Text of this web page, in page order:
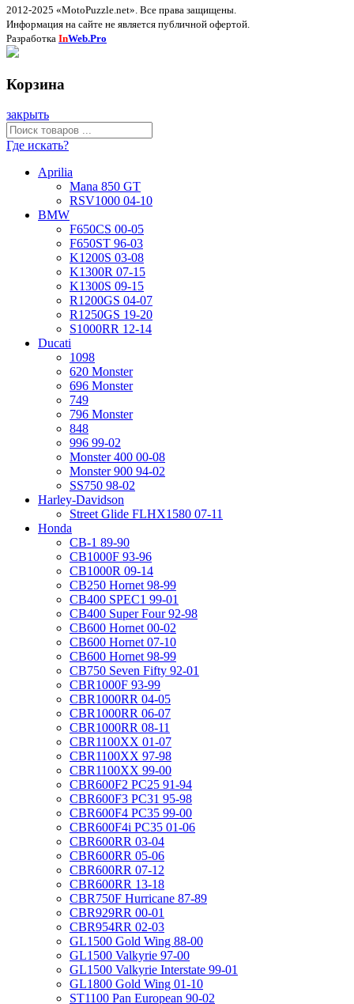
2012-2025 «MotoPuzzle.net». Все права защищены.
Информация на сайте не является публичной офертой.
Разработка InWeb.Pro
Корзина
закрыть
Где искать?
Aprilia
Mana 850 GT
RSV1000 04-10
BMW
F650CS 00-05
F650ST 96-03
K1200S 03-08
K1300R 07-15
K1300S 09-15
R1200GS 04-07
R1250GS 19-20
S1000RR 12-14
Ducati
1098
620 Monster
696 Monster
749
796 Monster
848
996 99-02
Monster 400 00-08
Monster 900 94-02
SS750 98-02
Harley-Davidson
Street Glide FLHX1580 07-11
Honda
CB-1 89-90
CB1000F 93-96
CB1000R 09-14
CB250 Hornet 98-99
CB400 SPEC1 99-01
CB400 Super Four 92-98
CB600 Hornet 00-02
CB600 Hornet 07-10
CB600 Hornet 98-99
CB750 Seven Fifty 92-01
CBR1000F 93-99
CBR1000RR 04-05
CBR1000RR 06-07
CBR1000RR 08-11
CBR1100XX 01-07
CBR1100XX 97-98
CBR1100XX 99-00
CBR600F2 PC25 91-94
CBR600F3 PC31 95-98
CBR600F4 PC35 99-00
CBR600F4i PC35 01-06
CBR600RR 03-04
CBR600RR 05-06
CBR600RR 07-12
CBR600RR 13-18
CBR750F Hurricane 87-89
CBR929RR 00-01
CBR954RR 02-03
GL1500 Gold Wing 88-00
GL1500 Valkyrie 97-00
GL1500 Valkyrie Interstate 99-01
GL1800 Gold Wing 01-10
ST1100 Pan European 90-02